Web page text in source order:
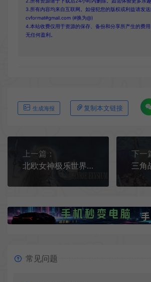
3.所有内容均来自互联网。如侵犯您的版权或利益请发送
cvformat#gmail.com (#换为@)
4.本站收费仅用于资源的保存、备份和分享所产生的费
无任何盈利。
生成海报 复制本文链接
上一篇：
北欧女神极乐世界 / VALKYRIE ELYSIUM 开放世界动作RPG游戏
下一
常见问题